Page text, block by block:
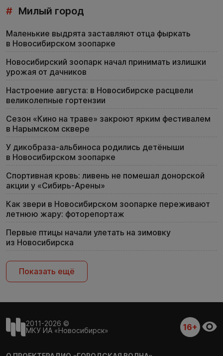
# Милый город
Маленькие выдрята заставляют отца фыркать
в Новосибирском зоопарке
Новосибирский зоопарк начал принимать излишки
урожая от дачников
Настроение августа: в Новосибирске расцвели
великолепные гортензии
Сезон «Кино на траве» закроют ярким фестивалем
в Нарымском сквере
У дикобраза-альбиноса родились детёныши
в Новосибирском зоопарке
Спортивная кровь: ливень не помешал донорской
акции у «Сибирь-Арены»
Как звери в Новосибирском зоопарке переживают
летнюю жару: фоторепортаж
Первые птицы начали улетать на зимовку
из Новосибирска
Показать ещё
2011-2026 ©
МКУ ИА «Новосибирск»
16+